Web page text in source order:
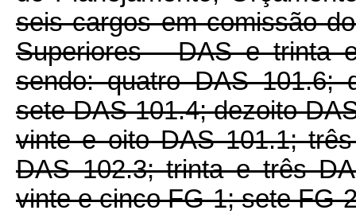
seis cargos em comissão
Superiores - DAS e trinta
sendo: quatro DAS 101.6;
sete DAS 101.4; dezoito
vinte e oito DAS 101.1;
DAS 102.3; trinta e três
vinte e cinco FG-1; sete FG-